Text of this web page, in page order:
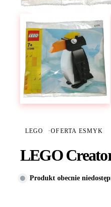
LEGO ·OFERTA ESMYK
LEGO
Produkt obecnie